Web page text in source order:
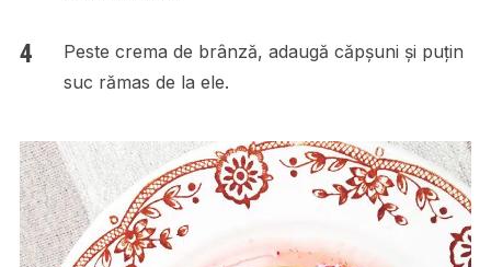
Peste crema de brânză, adaugă căpșuni și puțin
suc rămas de la ele.